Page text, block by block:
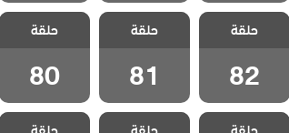
مسلسل لا تترك
يدي مدبلج
الحلقة 82
حلقة
82
مسلسل لا تترك
يدي مدبلج
الحلقة 81
حلقة
81
مسلسل لا تترك
يدي مدبلج
الحلقة 80
حلقة
80
مسلسل لا تترك مسلسل لا تترك مسلسل لا تترك